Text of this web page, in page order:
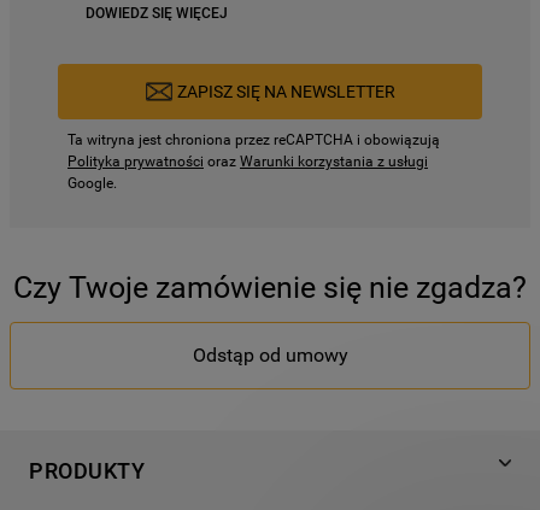
DOWIEDZ SIĘ WIĘCEJ
ZAPISZ SIĘ NA NEWSLETTER
Ta witryna jest chroniona przez reCAPTCHA i obowiązują
Polityka prywatności oraz Warunki korzystania z usługi
Google.
Czy Twoje zamówienie się nie zgadza?
Odstąp od umowy
PRODUKTY